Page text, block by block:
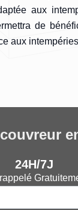
aux
de
aux
24H/7J